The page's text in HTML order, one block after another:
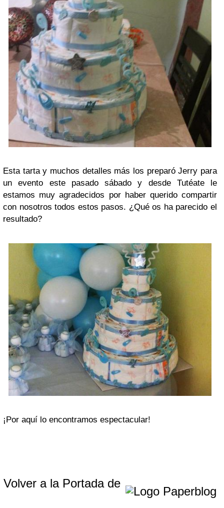
Esta tarta y muchos detalles más los preparó Jerry para
un evento este pasado sábado y desde Tutéate le
estamos muy agradecidos por haber querido compartir
con nosotros todos estos pasos. ¿Qué os ha parecido el
resultado?
¡Por aquí lo encontramos espectacular!
Volver a la Portada de